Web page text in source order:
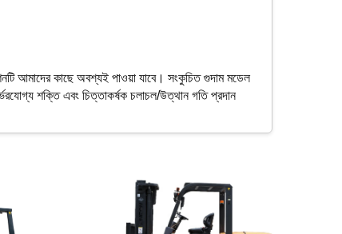
আমাদের কাছে অবশ্যই পাওয়া যাবে। সংকুচিত গুদাম মডেল
শক্তি এবং চিত্তাকর্ষক চলাচল/উত্থান গতি প্রদান
সাথে সর্বোত্তমভাবে মানানসই শক্তি-উৎসটি নির্বাচন করতে
ভরবিন্দু, আদর্শ হুইলবেস এবং শক্তিশালী টায়ার (যার মধ্যে